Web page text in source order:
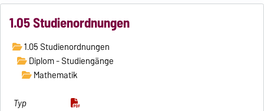
1.05 Studienordnungen
1.05 Studienordnungen
Diplom - Studiengänge
Mathematik